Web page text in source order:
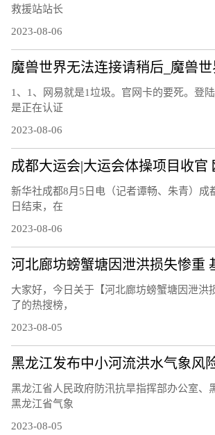
救援站站长
2023-08-06
魔兽世界无法连接请稍后_魔兽
1、1、网易就是1垃圾。官网卡的要死。登
是正在认证
2023-08-06
新华社成都8月5日电（记者谭畅、朱青）成
日结束，在
2023-08-06
河北廊坊螃蟹塘因泄洪损失惨重
大家好，今日关于【河北廊坊螃蟹塘因泄洪
了的热搜榜，
2023-08-05
黑龙江发布中小河流洪水气象风
黑龙江省人民政府防汛抗旱指挥部办公室、
黑龙江省气象
2023-08-05